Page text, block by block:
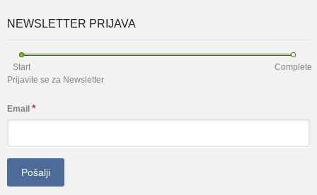
NEWSLETTER PRIJAVA
Start
Complete
Prijavite se za Newsletter
Email *